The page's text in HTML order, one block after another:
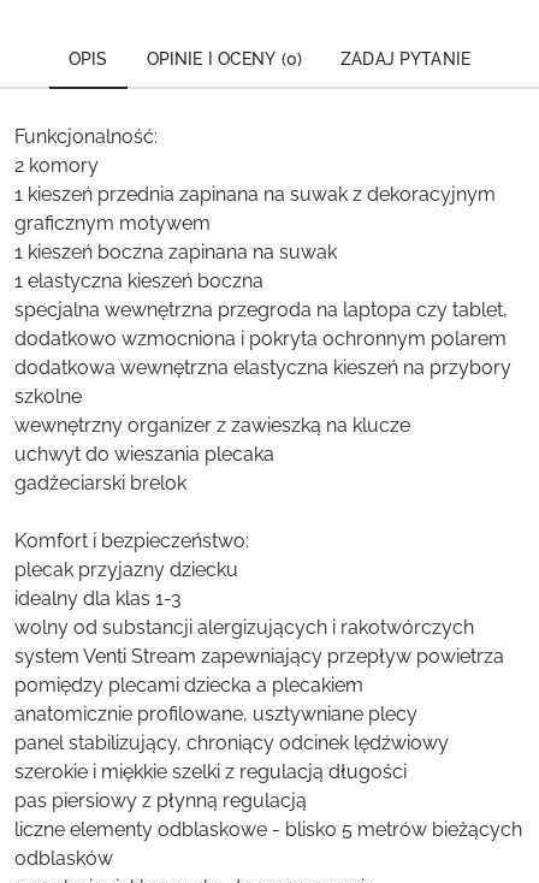
OPIS OPINIE I OCENY (0) ZADAJ PYTANIE
Funkcjonalność:
2 komory
1 kieszeń przednia zapinana na suwak z dekoracyjnym
graficznym motywem
1 kieszeń boczna zapinana na suwak
1 elastyczna kieszeń boczna
specjalna wewnętrzna przegroda na laptopa czy tablet,
dodatkowo wzmocniona i pokryta ochronnym polarem
dodatkowa wewnętrzna elastyczna kieszeń na przybory
szkolne
wewnętrzny organizer z zawieszką na klucze
uchwyt do wieszania plecaka
gadżeciarski brelok
Komfort i bezpieczeństwo:
plecak przyjazny dziecku
idealny dla klas 1-3
wolny od substancji alergizujących i rakotwórczych
system Venti Stream zapewniający przepływ powietrza
pomiędzy plecami dziecka a plecakiem
anatomicznie profilowane, usztywniane plecy
panel stabilizujący, chroniący odcinek lędźwiowy
szerokie i miękkie szelki z regulacją długości
pas piersiowy z płynną regulacją
liczne elementy odblaskowe - blisko 5 metrów bieżących
odblasków